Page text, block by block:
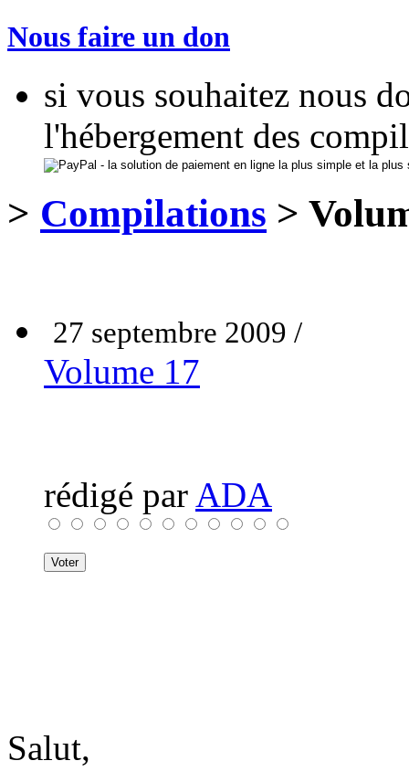
Nous faire un don
si vous souhaitez nous
l'hébergement des
> Compilations >
27 septembre 2009 /
Volume 17
rédigé par ADA
Salut,